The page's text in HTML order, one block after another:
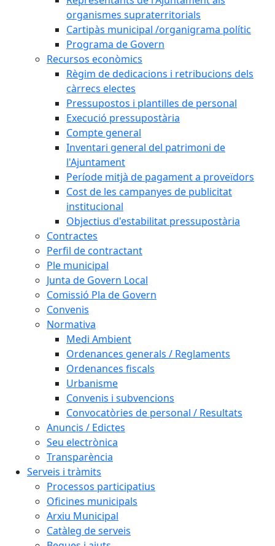
organismes supraterritorials
Cartipàs municipal /organigrama polític
Programa de Govern
Recursos econòmics
Règim de dedicacions i retribucions dels
càrrecs electes
Pressupostos i plantilles de personal
Execució pressupostària
Compte general
Inventari general del patrimoni de
l'Ajuntament
Període mitjà de pagament a proveïdors
Cost de les campanyes de publicitat
institucional
Objectius d'estabilitat pressupostària
Contractes
Perfil de contractant
Ple municipal
Junta de Govern Local
Comissió Pla de Govern
Convenis
Normativa
Medi Ambient
Ordenances generals / Reglaments
Ordenances fiscals
Urbanisme
Convenis i subvencions
Convocatòries de personal / Resultats
Anuncis / Edictes
Seu electrònica
Transparència
Serveis i tràmits
Processos participatius
Oficines municipals
Arxiu Municipal
Catàleg de serveis